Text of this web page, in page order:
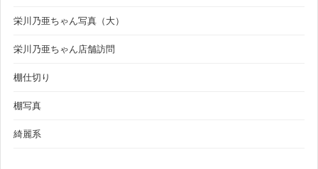
栄川乃亜ちゃん写真（大）
栄川乃亜ちゃん店舗訪問
棚仕切り
棚写真
綺麗系